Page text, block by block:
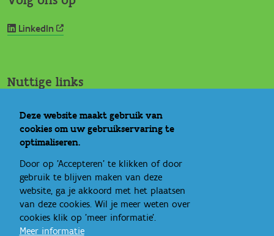
Deze website maakt gebruik van
cookies om uw gebruikservaring te
optimaliseren.
Door op 'Accepteren' te klikken of door
gebruik te blijven maken van deze
website, ga je akkoord met het plaatsen
van deze cookies. Wil je meer weten over
cookies klik op 'meer informatie'.
Meer informatie
LinkedIn
Nuttige links
Vlaams Loket Jeugdhulp
IROJ
Signs of Safety
Ideale wereld
Bandbreedte
Eén gezin, één plan